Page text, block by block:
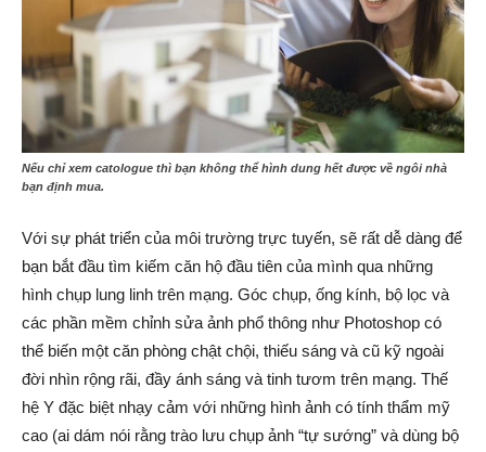
Nếu chỉ xem catologue thì bạn không thể hình dung hết được về ngôi nhà
bạn định mua.
Với sự phát triển của môi trường trực tuyến, sẽ rất dễ dàng để
bạn bắt đầu tìm kiếm căn hộ đầu tiên của mình qua những
hình chụp lung linh trên mạng. Góc chụp, ống kính, bộ lọc và
các phần mềm chỉnh sửa ảnh phổ thông như Photoshop có
thể biến một căn phòng chật chội, thiếu sáng và cũ kỹ ngoài
đời nhìn rộng rãi, đầy ánh sáng và tinh tươm trên mạng. Thế
hệ Y đặc biệt nhạy cảm với những hình ảnh có tính thẩm mỹ
cao (ai dám nói rằng trào lưu chụp ảnh “tự sướng” và dùng bộ